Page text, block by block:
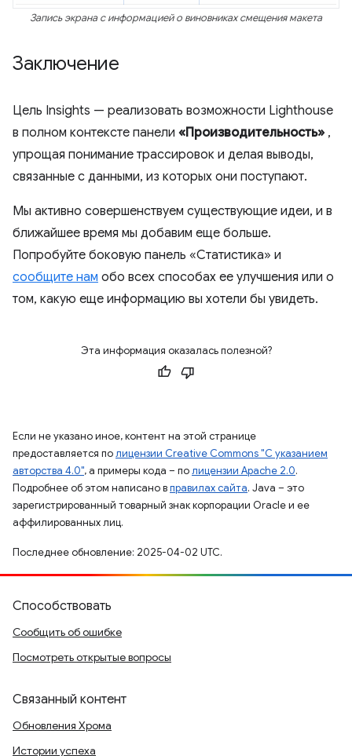
Запись экрана с информацией о виновниках смещения макета
Заключение
Цель Insights — реализовать возможности Lighthouse
в полном контексте панели «Производительность» ,
упрощая понимание трассировок и делая выводы,
связанные с данными, из которых они поступают.
Мы активно совершенствуем существующие идеи, и в
ближайшее время мы добавим еще больше.
Попробуйте боковую панель «Статистика» и
сообщите нам обо всех способах ее улучшения или о
том, какую еще информацию вы хотели бы увидеть.
Эта информация оказалась полезной?
Если не указано иное, контент на этой странице
предоставляется полицензии Creative Commons "С указанием
авторства 4.0", а примеры кода – полицензии Apache 2.0.
Подробнее об этом написано вправилах сайта. Java – это
зарегистрированный товарный знак корпорации Oracle и ее
аффилированных лиц.
Последнее обновление: 2025-04-02 UTC.
Способствовать
Сообщить об ошибке
Посмотреть открытые вопросы
Связанный контент
Обновления Хрома
Истории успеха